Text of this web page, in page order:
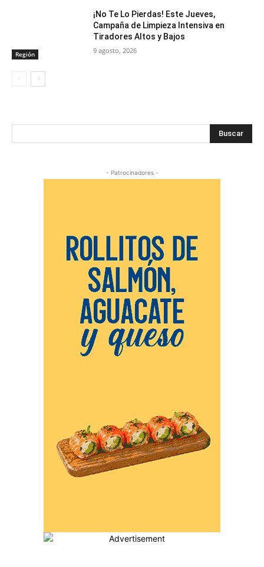
Región
¡No Te Lo Pierdas! Este Jueves,
Campaña de Limpieza Intensiva en
Tiradores Altos y Bajos
9 agosto, 2026
Buscar
- Patrocinadores -